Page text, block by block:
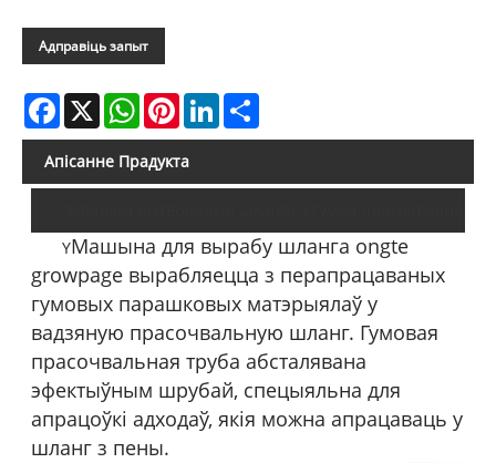
Адправіць запыт
Facebook
X WhatsAppPinterestLinkedIn
Апісанне Прадукта
YМашына для вырабу шланга ongte
growpage вырабляецца з перапрацаваных
гумовых парашковых матэрыялаў у
вадзяную прасочвальную шланг. Гумовая
прасочвальная труба абсталявана
эфектыўным шрубай, спецыяльна для
апрацоўкі адходаў, якія можна апрацаваць у
шланг з пены.